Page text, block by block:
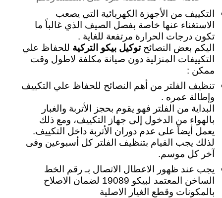
التكييف من الأجهزة الكهربائية التي يصعب
الاستغناء عنها خاصة بفصل الصيف الذي غالباً ما
تكون درجات الحرارة مرتفعة للغاية .
اليكم بعض النصائحتوكيل بيكو التركية للحفاظ علي
التكييفات المنزلية دون صيانة مكلفة لاطول وقت
ممكن :
تنظيف الفلتر من أهم النصائح للحفاظ علي التكييف
وإطالة عمره .
البداية من الفلتر فهو يقوم بحجز الأتربة والغبار
بالهواء من الدخول إلى جهاز التكييف، ومع ذلك
يعمل أيضاً على عدم دوران الأتربة داخل التكييف.
لذلك يجب القيام بتنظيف الفلتر كل أسبوعين وفى
آخر كل موسم.
يجب عند ظهور الاعطال الاتصال بـ رقم الخط
الساخن المعتمد لبيكو 19089 لضمان الاصلاح
بالمكونات وقطع الغيار الاصلية